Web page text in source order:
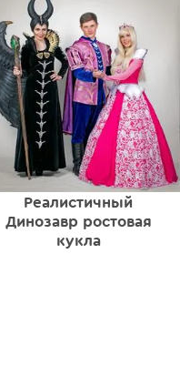
Реалистичный
Динозавр ростовая
кукла